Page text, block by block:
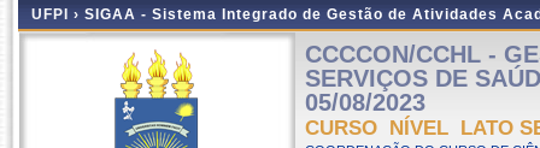
UFPI › SIGAA - Sistema Integrado de Gestão de Atividades
CCCCON/CCHL -
SERVIÇOS DE
05/08/2023
CURSO NÍVEL LATO